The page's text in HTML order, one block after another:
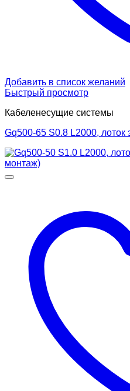
Добавить в список желаний
Быстрый просмотр
Кабеленесущие системы
Gq500-65 S0.8 L2000,